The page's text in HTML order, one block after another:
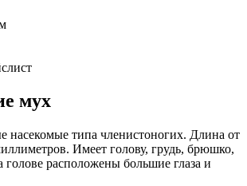
мух
насекомые типа членистоногих. Длина от
Имеет голову, грудь, брюшко,
расположены большие глаза и